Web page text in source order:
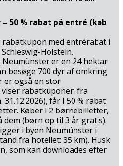
i wellnessafdelingen og
i de indendørs og udendørs
folder sig ud i Kiels
ligger i bydelen Ravensberg,
kan I opleve seværdigheder
(43 km),
Park (65 km) eller kanalbyen
også kaldes for ”Lille
i Kiel og Nordtyskland!
50 % rabat på entré (køb
med entrérabat i
Holstein,
er en 24 hektar
besøge 700 dyr af omkring
er også en stor
rabatkuponen fra
31.12.2026), får I 50 % rabat
Køber I 2 børnebilletter,
dem (børn op til 3 år gratis).
i byen Neumünster i
fra hotellet: 35 km). Husk
som kan downloades efter